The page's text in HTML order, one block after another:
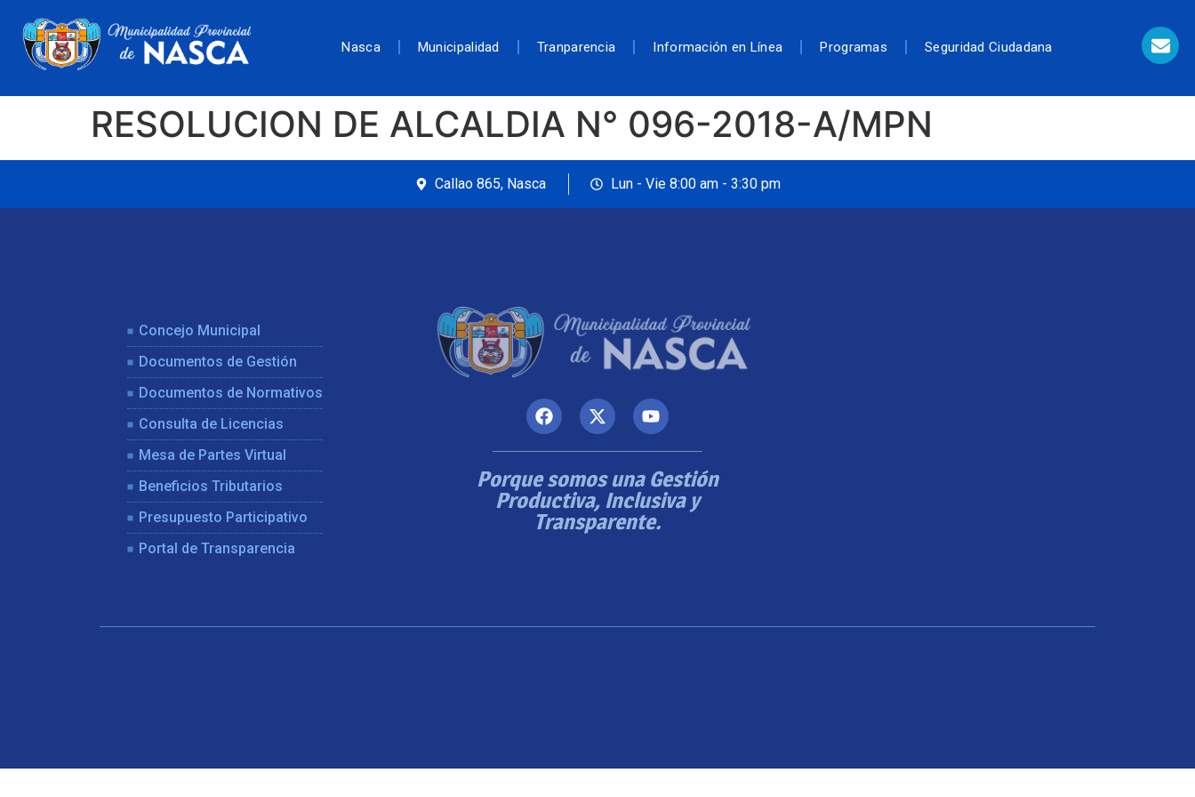
Nasca Municipalidad Tranparencia Información en Línea Programas Seguridad Ciudadana
RESOLUCION DE ALCALDIA N° 096-2018-A/MPN
Callao 865, Nasca Lun - Vie 8:00 am - 3:30 pm
Concejo Municipal
Documentos de Gestión
Documentos de Normativos
Consulta de Licencias
Mesa de Partes Virtual
Beneficios Tributarios
Presupuesto Participativo
Portal de Transparencia
Porque somos una Gestión
Productiva, Inclusiva y
Transparente.